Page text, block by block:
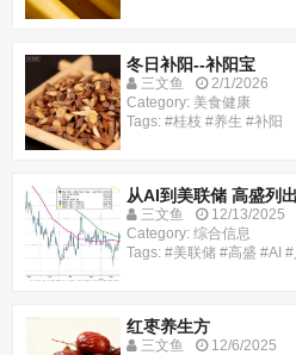
冬日补阳--补阳宝
三文鱼
2/1/2026
Category: 美食健康
Tags: #桂枝 #养生 #补阳
三文鱼
12/13/2025
Category: 综合信息
Tags: #美联储 #高盛 #AI
红枣养生方
三文鱼
12/6/2025